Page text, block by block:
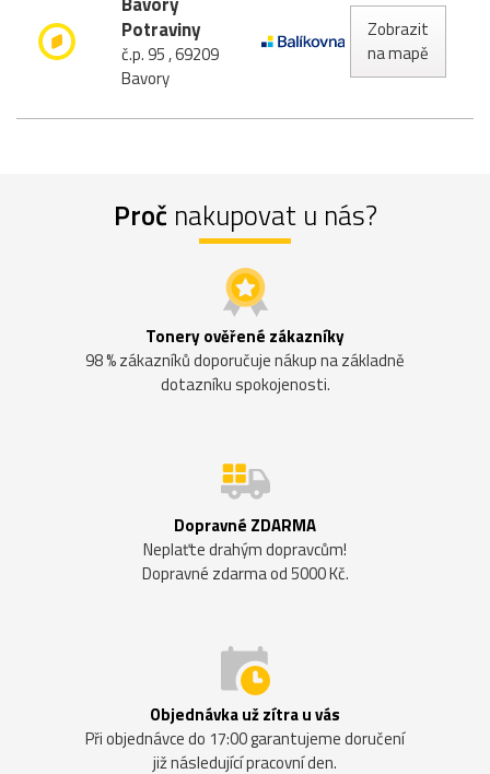
Potraviny
č.p. 95 , 69209
Bavory
Zobrazit
na mapě
Proč nakupovat u nás?
Tonery ověřené zákazníky
98 % zákazníků doporučuje nákup na základně
dotazníku spokojenosti.
Dopravné ZDARMA
Neplaťte drahým dopravcům!
Dopravné zdarma od 5000 Kč.
Objednávka už zítra u vás
Při objednávce do 17:00 garantujeme doručení
již následující pracovní den.